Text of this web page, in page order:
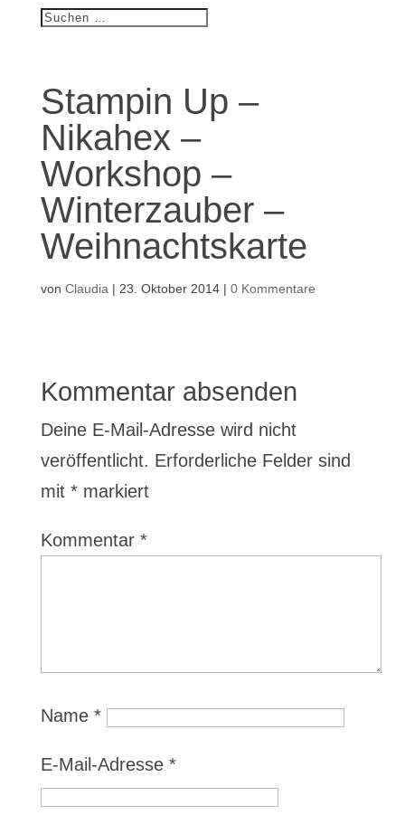
Stampin Up –
Nikahex –
Workshop –
Winterzauber –
Weihnachtskarte
von Claudia | 23. Oktober 2014| 0 Kommentare
Kommentar absenden
Deine E-Mail-Adresse wird nicht
veröffentlicht. Erforderliche Felder sind
mit *markiert
Kommentar *
Name *
E-Mail-Adresse *